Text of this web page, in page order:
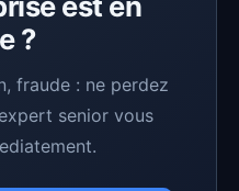
?
fraude : ne perdez
senior vous